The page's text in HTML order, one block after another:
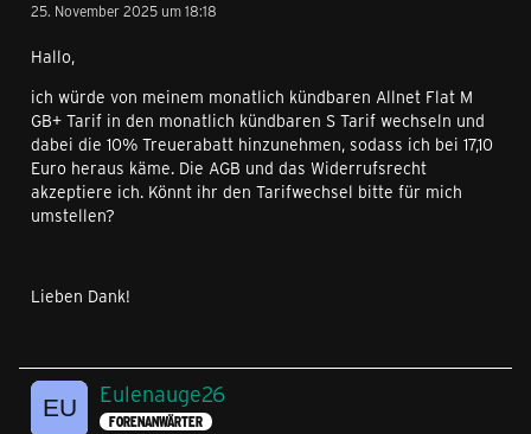
25. November 2025 um 18:18
Hallo,
ich würde von meinem monatlich kündbaren Allnet Flat M
GB+ Tarif in den monatlich kündbaren S Tarif wechseln und
dabei die 10% Treuerabatt hinzunehmen, sodass ich bei 17,10
Euro heraus käme. Die AGB und das Widerrufsrecht
akzeptiere ich. Könnt ihr den Tarifwechsel bitte für mich
umstellen?
Lieben Dank!
Eulenauge26
FORENANWÄRTER